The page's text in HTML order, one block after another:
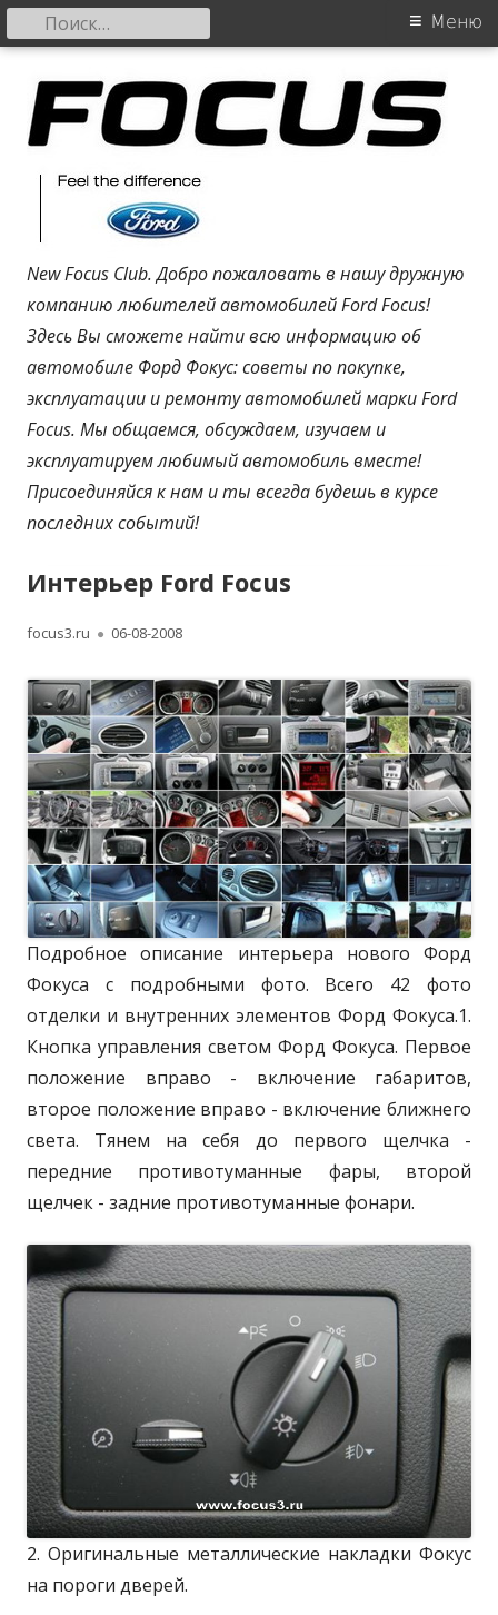
содержанию
Форд Фокус
Основное
меню
Меню
Найти:
New Focus Club. Добро пожаловать в нашу дружную
компанию любителей автомобилей Ford Focus!
Здесь Вы сможете найти всю информацию об
автомобиле Форд Фокус: советы по покупке,
эксплуатации и ремонту автомобилей марки Ford
Focus. Мы общаемся, обсуждаем, изучаем и
эксплуатируем любимый автомобиль вместе!
Присоединяйся к нам и ты всегда будешь в курсе
последних событий!
Интерьер Ford Focus
А
т
о
р
focus3.ru
О
у
б
л
и
к
о
в
а
о
06-08-2008
Подробное описание интерьера нового Форд
Фокуса с подробными фото. Всего 42 фото
отделки и внутренних элементов Форд Фокуса.1.
Кнопка управления светом Форд Фокуса. Первое
положение вправо - включение габаритов,
второе положение вправо - включение ближнего
света. Тянем на себя до первого щелчка -
передние противотуманные фары, второй
щелчек - задние противотуманные фонари.
2. Оригинальные металлические накладки Фокус
на пороги дверей.